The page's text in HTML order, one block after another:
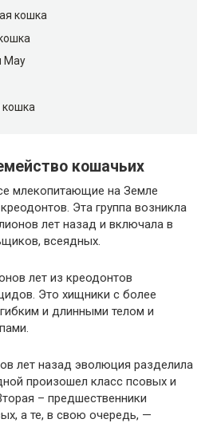
кошка
Мау
кошка
кошачьих
млекопитающие на Земле
Эта группа возникла
лет назад и включала в
всеядных.
лет из креодонтов
Это хищники с более
и длинными телом и
лет назад эволюция разделила
произошел класс псовых и
– предшественники
а те, в свою очередь, —